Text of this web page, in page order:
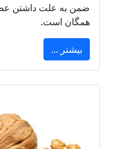
ضمن به علت داشتن
همگان است.
بیشتر ...